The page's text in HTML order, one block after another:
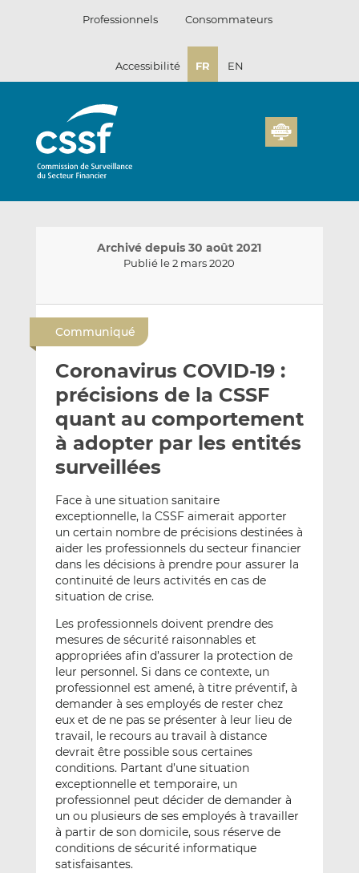
Professionnels Consommateurs
Accessibilité FR EN
Archivé depuis 30 août 2021
Publié le 2 mars 2020
y
e
r
p
a
m
a
i
l
a
g
e
r
s
L
i
n
k
e
n
a
g
e
r
s
F
a
c
e
b
k
Communiqué
Coronavirus COVID-19 :
précisions de la CSSF
quant au comportement
à adopter par les entités
surveillées
Face à une situation sanitaire
exceptionnelle, la CSSF aimerait apporter
un certain nombre de précisions destinées à
aider les professionnels du secteur financier
dans les décisions à prendre pour assurer la
continuité de leurs activités en cas de
situation de crise.
Les professionnels doivent prendre des
mesures de sécurité raisonnables et
appropriées afin d’assurer la protection de
leur personnel. Si dans ce contexte, un
professionnel est amené, à titre préventif, à
demander à ses employés de rester chez
eux et de ne pas se présenter à leur lieu de
travail, le recours au travail à distance
devrait être possible sous certaines
conditions. Partant d’une situation
exceptionnelle et temporaire, un
professionnel peut décider de demander à
un ou plusieurs de ses employés à travailler
à partir de son domicile, sous réserve de
conditions de sécurité informatique
satisfaisantes.